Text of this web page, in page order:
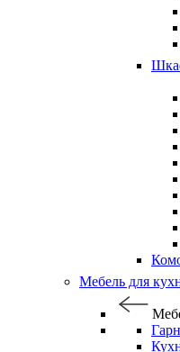
Мебель для